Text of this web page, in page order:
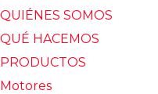
QUIÉNES SOMOS
QUÉ HACEMOS
PRODUCTOS
Motores